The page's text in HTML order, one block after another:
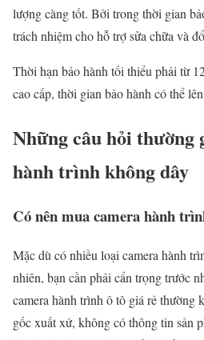
lượng càng tốt. Bởi trong thời gian
trách nhiệm cho hỗ trợ sửa chữa và
Thời hạn bảo hành tối thiểu phải từ
cao cấp, thời gian bảo hành có thể
Những câu hỏi thường
hành trình không dây
Có nên mua camera hành
Mặc dù có nhiều loại camera hành
nhiên, bạn cần phải cẩn trọng trước
camera hành trình ô tô giá rẻ thường
gốc xuất xứ, không có thông tin sản